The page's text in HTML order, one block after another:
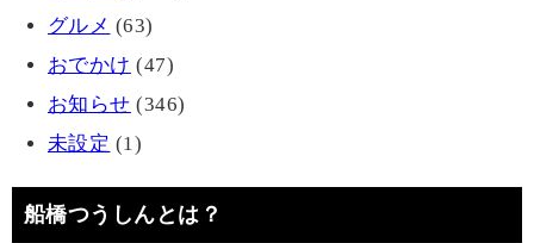
グルメ (63)
おでかけ (47)
お知らせ (346)
未設定 (1)
船橋つうしんとは？